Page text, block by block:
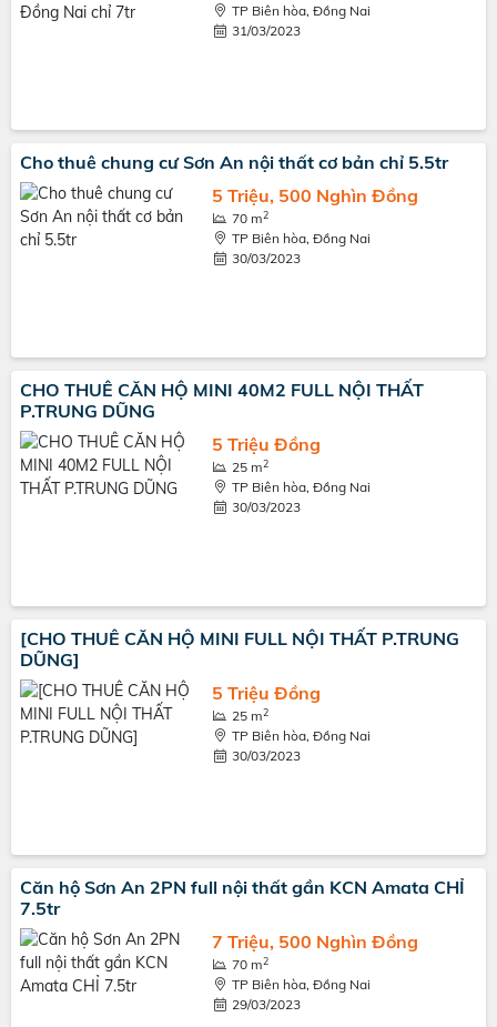
TP Biên hòa, Đồng Nai
31/03/2023
Cho thuê chung cư Sơn An nội thất cơ bản chỉ 5.5tr
5 Triệu, 500 Nghìn Đồng
70 m2
TP Biên hòa, Đồng Nai
30/03/2023
CHO THUÊ CĂN HỘ MINI 40M2 FULL NỘI THẤT
P.TRUNG DŨNG
5 Triệu Đồng
25 m2
TP Biên hòa, Đồng Nai
30/03/2023
[CHO THUÊ CĂN HỘ MINI FULL NỘI THẤT P.TRUNG
DŨNG]
5 Triệu Đồng
25 m2
TP Biên hòa, Đồng Nai
30/03/2023
Căn hộ Sơn An 2PN full nội thất gần KCN Amata CHỈ
7.5tr
7 Triệu, 500 Nghìn Đồng
70 m2
TP Biên hòa, Đồng Nai
29/03/2023